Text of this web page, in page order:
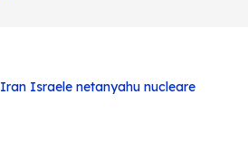
Iran Israele netanyahu nucleare